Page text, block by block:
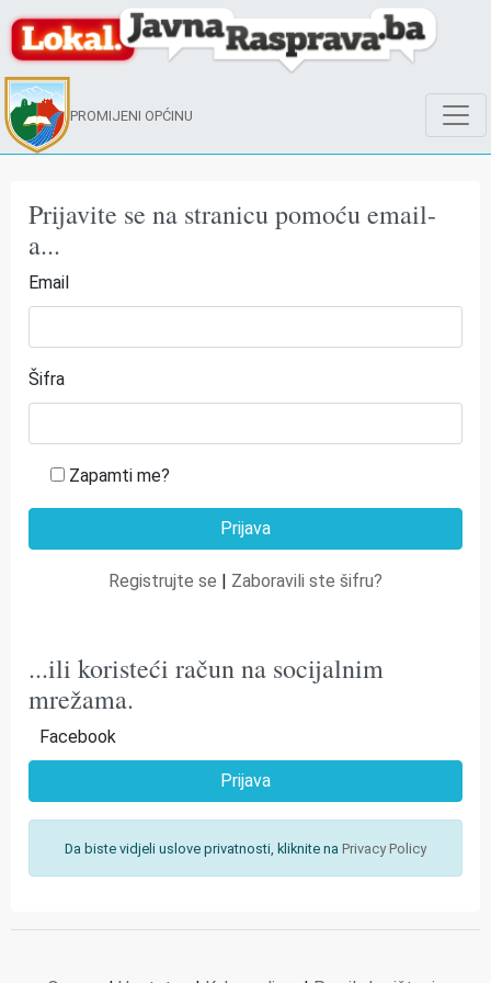
PROMIJENI OPĆINU
Prijavite se na stranicu pomoću email-
a...
Email
Šifra
Zapamti me?
Registrujte se | Zaboravili ste šifru?
...ili koristeći račun na socijalnim
mrežama.
Facebook
Prijava
Da biste vidjeli uslove privatnosti, kliknite na Privacy Policy